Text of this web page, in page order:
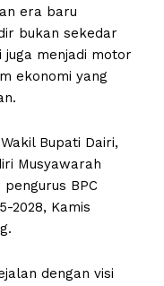
era baru
bukan sekedar
menjadi motor
ekonomi yang
Bupati Dairi,
Musyawarah
BPC
2028, Kamis
dengan visi